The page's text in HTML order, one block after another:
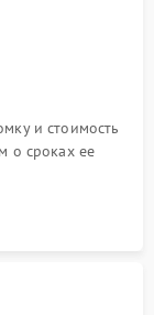
и стоимость
о сроках ее